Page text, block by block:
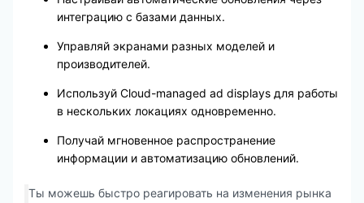
интеграцию с базами данных.
Управляй экранами разных моделей и
производителей.
Используй Cloud-managed ad displays для работы
в нескольких локациях одновременно.
Получай мгновенное распространение
информации и автоматизацию обновлений.
Ты можешь быстро реагировать на изменения рынка